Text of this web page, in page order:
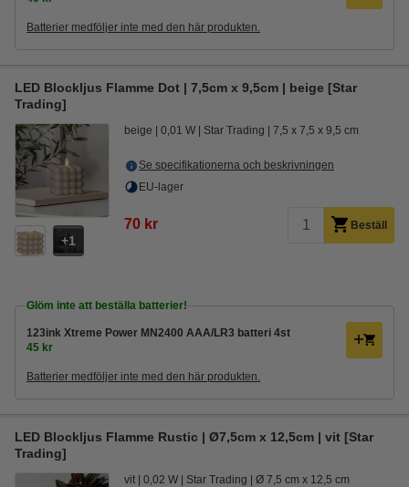
Batterier medföljer inte med den här produkten.
LED Blockljus Flamme Dot | 7,5cm x 9,5cm | beige [Star
Trading]
1
beige 0,01 W Star Trading 7,5 x 7,5 x 9,5 cm
Se specifikationerna och beskrivningen
EU-lager
70 kr Beställ
Glöm inte att beställa batterier!
123ink Xtreme Power MN2400 AAA/LR3 batteri 4st
45 kr
Batterier medföljer inte med den här produkten.
LED Blockljus Flamme Rustic | Ø7,5cm x 12,5cm | vit [Star
Trading]
vit 0,02 W Star Trading Ø 7,5 cm x 12,5 cm